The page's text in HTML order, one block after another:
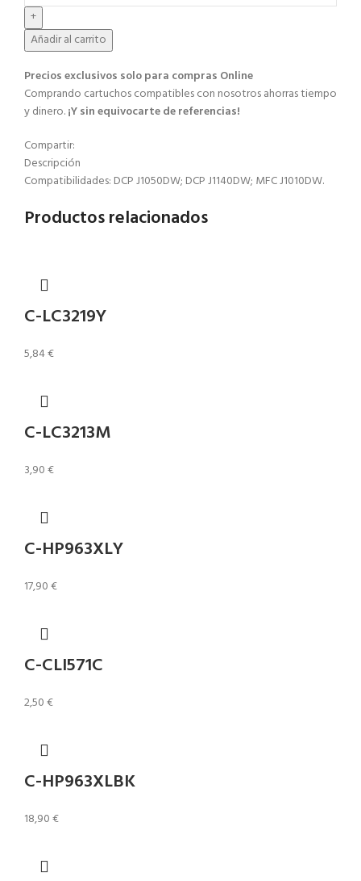
Añadir al carrito
Precios exclusivos solo para compras Online​
Comprando cartuchos compatibles con nosotros ahorras tiempo
y dinero.¡Y sin equivocarte de referencias!
Compartir:
Descripción
Compatibilidades: DCP J1050DW; DCP J1140DW; MFC J1010DW.
Productos relacionados
C-LC3219Y
5,84€
C-LC3213M
3,90€
C-HP963XLY
17,90€
C-CLI571C
2,50€
C-HP963XLBK
18,90€